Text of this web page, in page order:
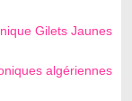
Gilets Jaunes
algériennes